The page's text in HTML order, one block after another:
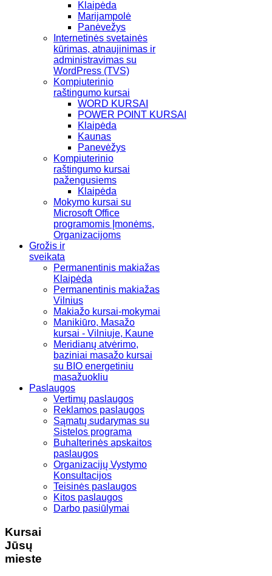
Klaipėda
Marijampolė
Panėvežys
Internetinės svetainės
kūrimas, atnaujinimas ir
administravimas su
WordPress (TVS)
Kompiuterinio
raštingumo kursai
WORD KURSAI
POWER POINT KURSAI
Klaipėda
Kaunas
Panevėžys
Kompiuterinio
raštingumo kursai
pažengusiems
Klaipėda
Mokymo kursai su
Microsoft Office
programomis Įmonėms,
Organizacijoms
Grožis ir
sveikata
Permanentinis makiažas
Klaipėda
Permanentinis makiažas
Vilnius
Makiažo kursai-mokymai
Manikiūro, Masažo
kursai - Vilniuje, Kaune
Meridianų atvėrimo,
baziniai masažo kursai
su BIO energetiniu
masažuokliu
Paslaugos
Vertimų paslaugos
Reklamos paslaugos
Sąmatų sudarymas su
Sistelos programa
Buhalterinės apskaitos
paslaugos
Organizacijų Vystymo
Konsultacijos
Teisinės paslaugos
Kitos paslaugos
Darbo pasiūlymai
Kursai
Jūsų
mieste